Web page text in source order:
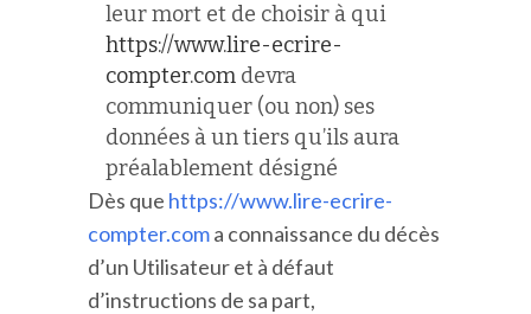
leur mort et de choisir à qui
https://www.lire-ecrire-
compter.com devra
communiquer (ou non) ses
données à un tiers qu’ils aura
préalablement désigné
Dès que https://www.lire-ecrire-
compter.coma connaissance du décès
d’un Utilisateur et à défaut
d’instructions de sa part,